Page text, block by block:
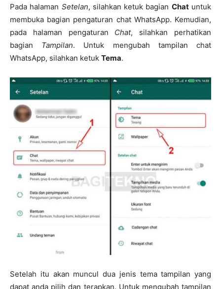
Pada halaman Setelan, silahkan ketuk bagian Chatuntuk
membuka bagian pengaturan chat WhatsApp. Kemudian,
pada halaman pengaturan Chat, silahkan perhatikan
bagian Tampilan. Untuk mengubah tampilan chat
WhatsApp, silahkan ketuk Tema.
Setelah itu akan muncul dua jenis tema tampilan yang
dapat anda pilih dan terapkan. Untuk mengubah tampilan